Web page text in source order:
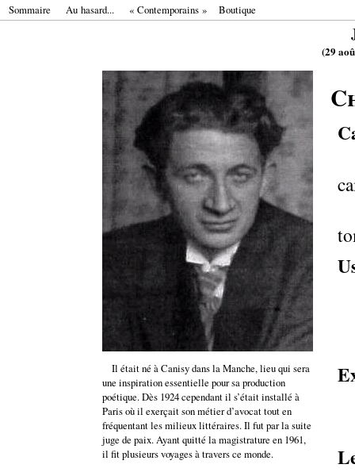
Sommaire Au hasard... « Contemporains » Boutique
(29
Il était né à Canisy dans la Manche, lieu qui sera
une inspiration essentielle pour sa production
poétique. Dès 1924 cependant il s’était installé à
Paris où il exerçait son métier d’avocat tout en
fréquentant les milieux littéraires. Il fut par la suite
juge de paix. Ayant quitté la magistrature en 1961,
il fit plusieurs voyages à travers ce monde.